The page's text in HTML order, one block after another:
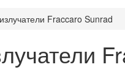
Fraccaro Sunrad